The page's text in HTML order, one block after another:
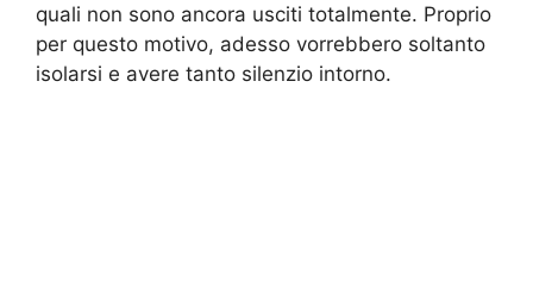
quali non sono ancora usciti totalmente. Proprio
per questo motivo, adesso vorrebbero soltanto
isolarsi e avere tanto silenzio intorno.